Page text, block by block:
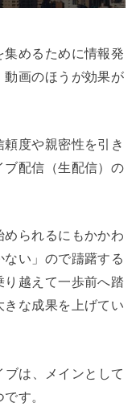
めるために情報発
動画のほうが効果が
度や親密性を引き
ブ配信（生配信）の
られるにもかかわ
い」ので躊躇する
り越えて一歩前へ踏
な成果を上げてい
は、メインとして
す。